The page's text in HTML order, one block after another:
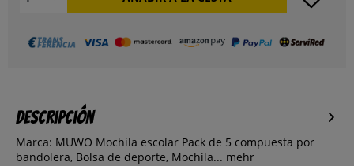
Descripción
Marca: MUWO Mochila escolar Pack de 5 compuesta por
bandolera, Bolsa de deporte, Mochila... mehr